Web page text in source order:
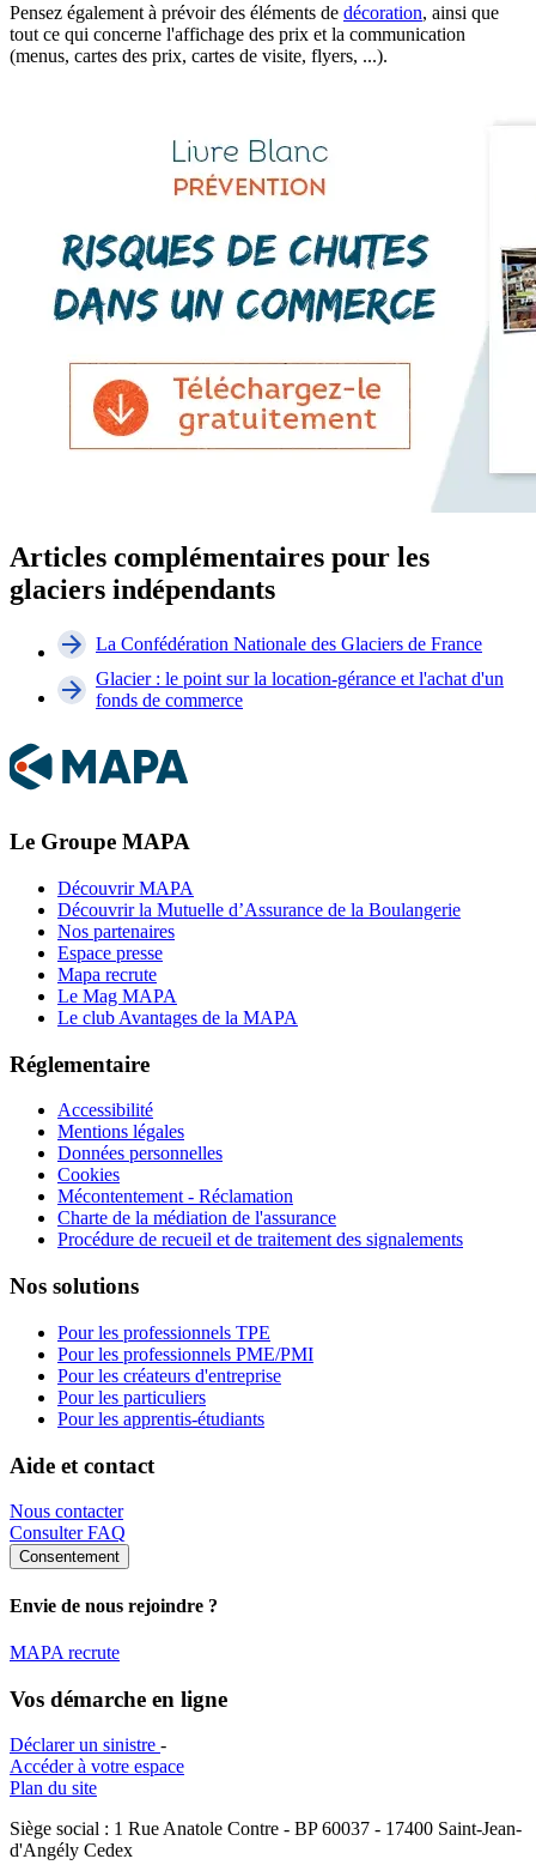
Pensez également à prévoir des éléments de décoration, ainsi que
tout ce qui concerne l'affichage des prix et la communication
(menus, cartes des prix, cartes de visite, flyers, ...).
Articles complémentaires pour les
glaciers indépendants
La Confédération Nationale des Glaciers de France
Glacier : le point sur la location-gérance et l'achat d'un
fonds de commerce
Le Groupe MAPA
Découvrir MAPA
Découvrir la Mutuelle d’Assurance de la Boulangerie
Nos partenaires
Espace presse
Mapa recrute
Le Mag MAPA
Le club Avantages de la MAPA
Réglementaire
Accessibilité
Mentions légales
Données personnelles
Cookies
Mécontentement - Réclamation
Charte de la médiation de l'assurance
Procédure de recueil et de traitement des signalements
Nos solutions
Pour les professionnels TPE
Pour les professionnels PME/PMI
Pour les créateurs d'entreprise
Pour les particuliers
Pour les apprentis-étudiants
Aide et contact
Nous contacter
Consulter FAQ
Consentement
Envie de nous rejoindre ?
MAPA recrute
Vos démarche en ligne
Déclarer un sinistre -
Accéder à votre espace
Plan du site
Siège social : 1 Rue Anatole Contre - BP 60037 - 17400 Saint-Jean-
d'Angély Cedex